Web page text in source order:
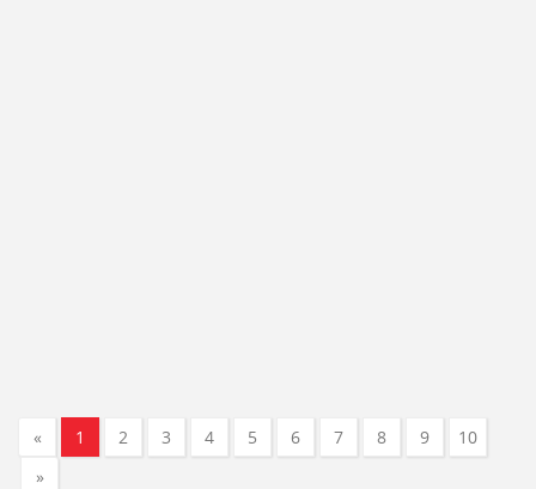
« 1 2 3 4 5 6 7 8 9
10
»